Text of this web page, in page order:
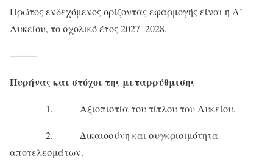
Πρώτος ενδεχόμενος ορίζοντας εφαρμογής είναι η Α’
Λυκείου, το σχολικό έτος 2027–2028.
⸻
Πυρήνας και στόχοι της μεταρρύθμισης
1. Αξιοπιστία του τίτλου του Λυκείου.
2. Δικαιοσύνη και συγκρισιμότητα
αποτελεσμάτων.